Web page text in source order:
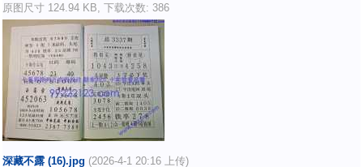
原图尺寸 124.94 KB, 下载次数: 386
深藏不露 (16).jpg (2026-4-1 20:16 上传)